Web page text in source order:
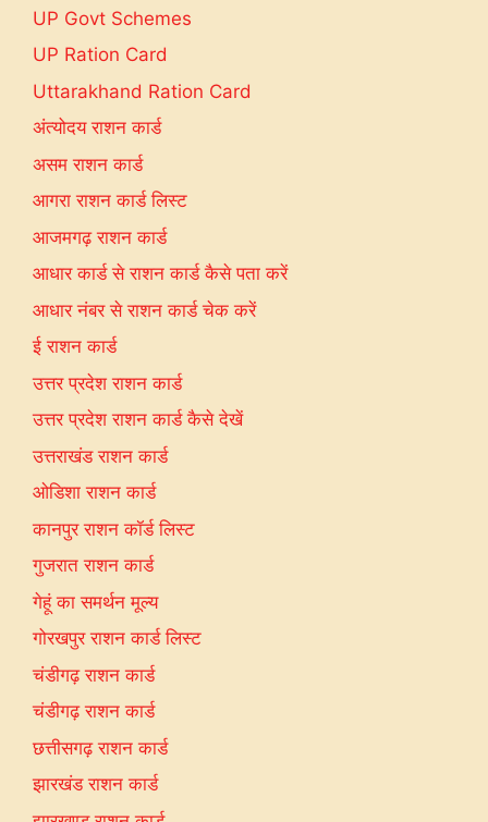
UP Govt Schemes
UP Ration Card
Uttarakhand Ration Card
अंत्योदय राशन कार्ड
असम राशन कार्ड
आगरा राशन कार्ड लिस्ट
आजमगढ़ राशन कार्ड
आधार कार्ड से राशन कार्ड कैसे पता करें
आधार नंबर से राशन कार्ड चेक करें
ई राशन कार्ड
उत्तर प्रदेश राशन कार्ड
उत्तर प्रदेश राशन कार्ड कैसे देखें
उत्तराखंड राशन कार्ड
ओडिशा राशन कार्ड
कानपुर राशन कॉर्ड लिस्ट
गुजरात राशन कार्ड
गेहूं का समर्थन मूल्य
गोरखपुर राशन कार्ड लिस्ट
चंडीगढ़ राशन कार्ड
चंडीगढ़ राशन कार्ड
छत्तीसगढ़ राशन कार्ड
झारखंड राशन कार्ड